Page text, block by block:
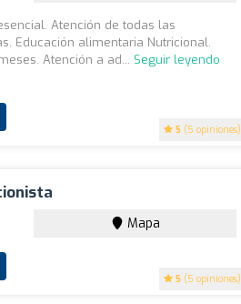
5 (5 opiniones)
Atención de todas las
Educación alimentaria Nutricional.
Atención a ad... Seguir leyendo
5 (5 opiniones)
Mapa